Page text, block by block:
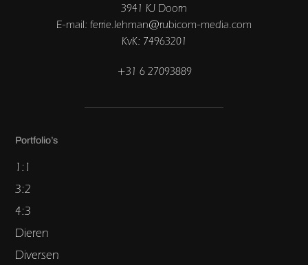
3941 KJ Doorn
E-mail: ferrie.lehman@rubicom-media.com
KvK: 74963201
+31 6 27093889
Portfolio’s
1:1
3:2
4:3
Dieren
Diversen